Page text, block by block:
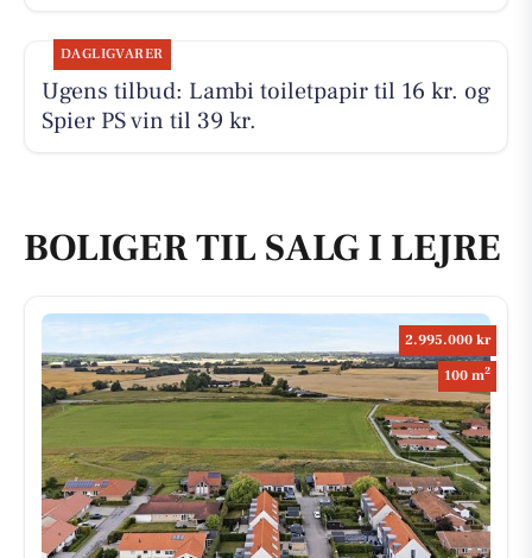
DAGLIGVARER
Ugens tilbud: Lambi toiletpapir til 16 kr. og
Spier PS vin til 39 kr.
BOLIGER TIL SALG I LEJRE
2.995.000 kr
100 m2